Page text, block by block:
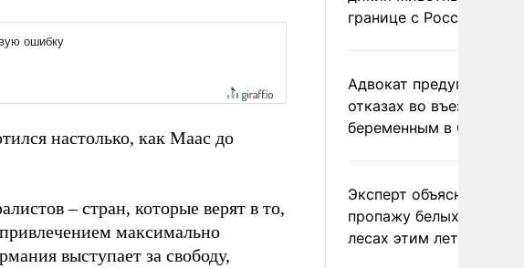
настолько, как Маас до
– стран, которые верят в то,
максимально
выступает за свободу,
границе с Россией
Адвокат предупредил
отказах во въезде
беременным в США
Эксперт объяснил
пропажу белых грибов
лесах этим летом